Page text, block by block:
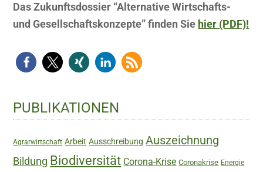
Das Zukunftsdossier “Alternative Wirtschafts-
und Gesellschaftskonzepte” finden Sie hier (PDF)!
Haupt-
Sidebar
PUBLIKATIONEN
Agrarwirtschaft Arbeit Ausschreibung Auszeichnung
Bildung Biodiversität Corona-Krise Coronakrise Energie